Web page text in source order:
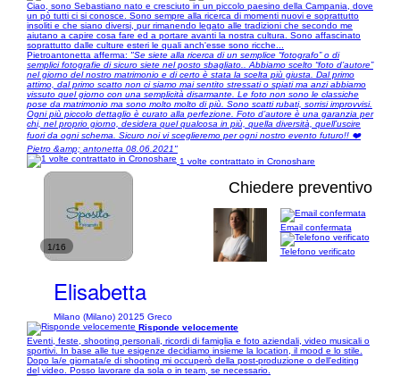
Ciao, sono Sebastiano nato e cresciuto in un piccolo paesino della Campania, dove
un pò tutti ci si conosce. Sono sempre alla ricerca di momenti nuovi e soprattutto
insoliti e che siano diversi, pur rimanendo legato alle tradizioni che secondo me
aiutano a capire cosa fare ed a portare avanti la nostra cultura. Sono affascinato
soprattutto dalle culture esteri le quali anch'esse sono ricche...
Pietroantonetta afferma: "Se siete alla ricerca di un semplice “fotografo” o di
semplici fotografie di sicuro siete nel posto sbagliato.. Abbiamo scelto “foto d’autore”
nel giorno del nostro matrimonio e di certo è stata la scelta più giusta. Dal primo
attimo, dal primo scatto non ci siamo mai sentito stressati o spiati ma anzi abbiamo
vissuto quel giorno con una semplicità disarmante. Le foto non sono le classiche
pose da matrimonio ma sono molto molto di più. Sono scatti rubati, sorrisi improvvisi.
Ogni più piccolo dettaglio è curato alla perfezione. Foto d’autore è una garanzia per
chi, nel proprio giorno, desidera quel qualcosa in più, quella diversità, quell’uscire
fuori da ogni schema. Sicuro noi vi sceglieremo per ogni nostro evento futuro!! ❤️
Pietro &amp; antonetta 08.06.2021"
1 volte contrattato in Cronoshare
1/16
Chiedere preventivo
Elisabetta
Milano (Milano) 20125 Greco
Email confermata
Telefono verificato
Risponde velocemente
Eventi, feste, shooting personali, ricordi di famiglia e foto aziendali, video musicali o
sportivi. In base alle tue esigenze decidiamo insieme la location, il mood e lo stile.
Dopo la/e giornata/e di shooting mi occuperò della post-produzione o dell'editing
del video. Posso lavorare da sola o in team, se necessario.